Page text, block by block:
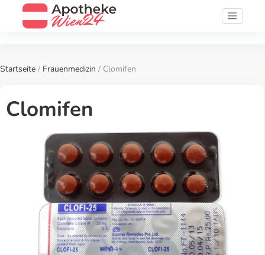
Startseite / Frauenmedizin / Clomifen
Clomifen